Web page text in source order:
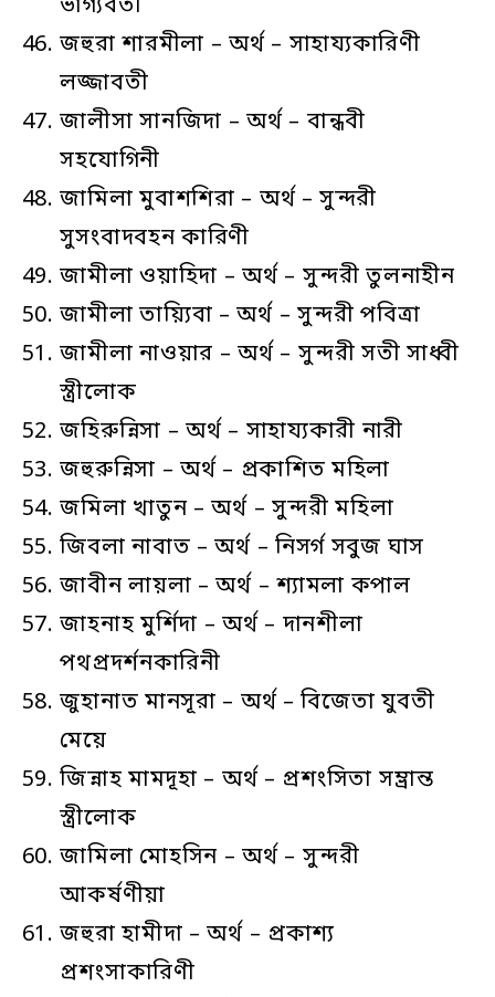
ভাগ্যবতী
জহুরা শারমীলা – অর্থ – সাহায্যকারিণী
লজ্জাবতী
জালীসা সানজিদা – অর্থ – বান্ধবী
সহযোগিনী
জামিলা মুবাশশিরা – অর্থ – সুন্দরী
সুসংবাদবহন কারিণী
জামীলা ওয়াহিদা – অর্থ – সুন্দরী তুলনাহীন
জামীলা তায়্যিবা – অর্থ – সুন্দরী পবিত্রা
জামীলা নাওয়ার – অর্থ – সুন্দরী সতী সাধ্বী
স্ত্রীলোক
জহিরুন্নিসা – অর্থ – সাহায্যকারী নারী
জহুরুন্নিসা – অর্থ – প্রকাশিত মহিলা
জমিলা খাতুন – অর্থ – সুন্দরী মহিলা
জিবলা নাবাত – অর্থ – নিসর্গ সবুজ ঘাস
জাবীন লায়লা – অর্থ – শ্যামলা কপাল
জাহনাহ মুর্শিদা – অর্থ – দানশীলা
পথপ্রদর্শনকারিনী
জুহানাত মানসূরা – অর্থ – বিজেতা যুবতী
মেয়ে
জিন্নাহ মামদূহা – অর্থ – প্রশংসিতা সম্ভ্রান্ত
স্ত্রীলোক
জামিলা মোহসিন – অর্থ – সুন্দরী
আকর্ষণীয়া
জহুরা হামীদা – অর্থ – প্রকাশ্য
প্রশংসাকারিণী